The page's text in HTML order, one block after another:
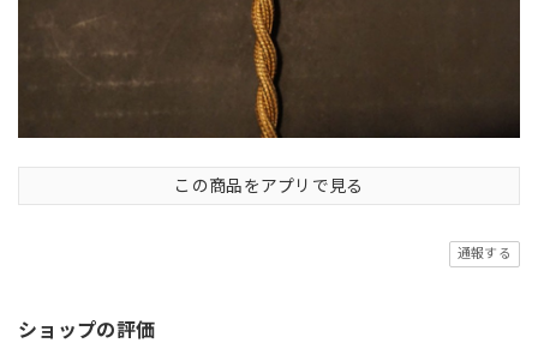
この商品をアプリで見る
通報する
ショップの評価